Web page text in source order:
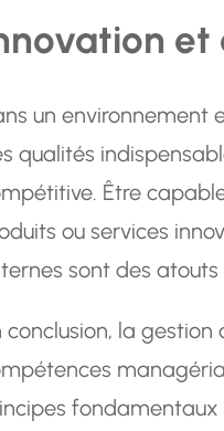
un environnement
qualités
Être
ou services
sont des
conclusion, la gestion
fondamentaux